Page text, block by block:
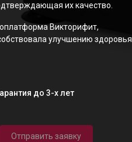
их качество.
Викторифит,
улучшению здоровья
до 3-х лет
Отправить заявку